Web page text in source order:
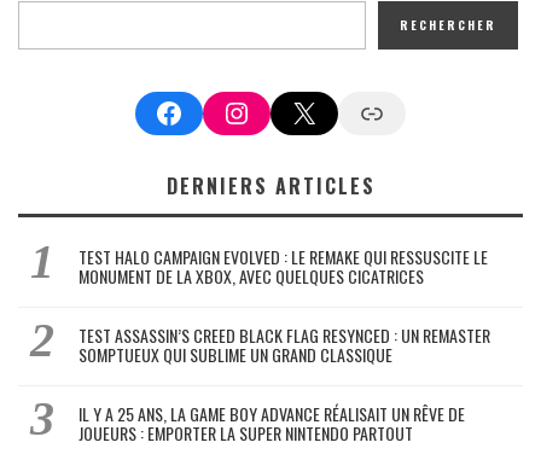
RECHERCHER
FacebookInstagram
X Google News
DERNIERS ARTICLES
TEST HALO CAMPAIGN EVOLVED : LE REMAKE QUI RESSUSCITE LE
MONUMENT DE LA XBOX, AVEC QUELQUES CICATRICES
TEST ASSASSIN’S CREED BLACK FLAG RESYNCED : UN REMASTER
SOMPTUEUX QUI SUBLIME UN GRAND CLASSIQUE
IL Y A 25 ANS, LA GAME BOY ADVANCE RÉALISAIT UN RÊVE DE
JOUEURS : EMPORTER LA SUPER NINTENDO PARTOUT